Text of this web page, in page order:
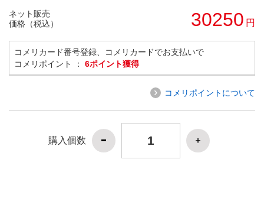
ネット販売
価格（税込）
30250 円
コメリカード番号登録、コメリカードでお支払いで
コメリポイント ： 6ポイント獲得
コメリポイントについて
購入個数